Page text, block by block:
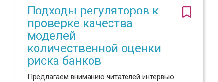
Подходы регуляторов к
проверке качества
моделей
количественной оценки
риска банков
Предлагаем вниманию читателей интервью